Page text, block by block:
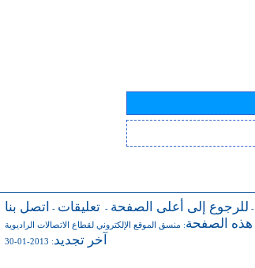
للرجوع إلى أعلى الصفحة - تعليقات - اتصل بنا
هذه الصفحة: منسق الموقع الإلكتروني لقطاع الاتصالات الراديوية
آخر تجديد: 2013-01-30